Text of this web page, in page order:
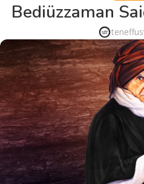
Bediüzzaman